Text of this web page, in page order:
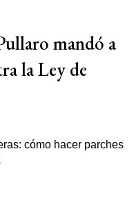
mandó a
la Ley de